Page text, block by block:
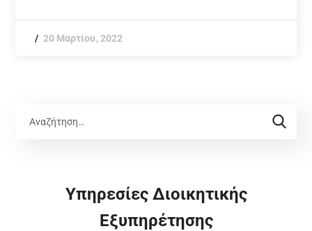
20 Μαρτίου, 2022
Υπηρεσίες Διοικητικής
Εξυπηρέτησης